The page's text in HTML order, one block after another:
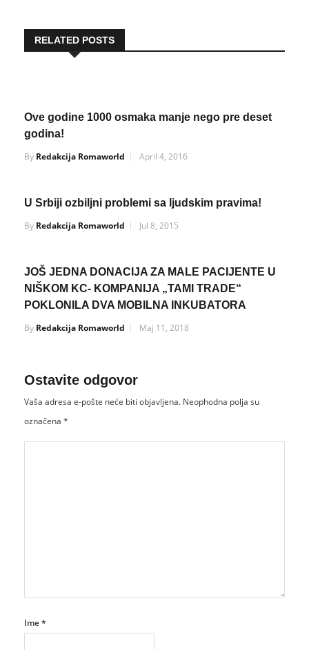
RELATED POSTS
Ove godine 1000 osmaka manje nego pre deset
godina!
By Redakcija Romaworld April 4, 2016
U Srbiji ozbiljni problemi sa ljudskim pravima!
By Redakcija Romaworld Jul 8, 2015
JOŠ JEDNA DONACIJA ZA MALE PACIJENTE U
NIŠKOM KC- KOMPANIJA „TAMI TRADE“
POKLONILA DVA MOBILNA INKUBATORA
By Redakcija Romaworld Maj 11, 2018
Ostavite odgovor
Vaša adresa e-pošte neće biti objavljena. Neophodna polja su
označena *
Ime*